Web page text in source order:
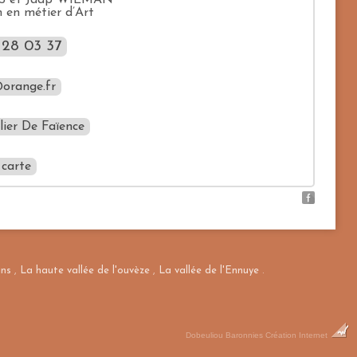
en métier d’Art
03 37
De Faïence
, La haute vallée de l'ouvèze, La vallée de l'Ennuye.
Dobeuliou Baronnies Création Internet